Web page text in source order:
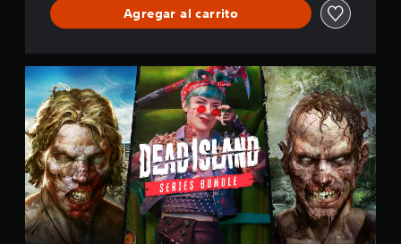
Agregar al carrito
S
e
r
i
e
s
B
u
n
d
l